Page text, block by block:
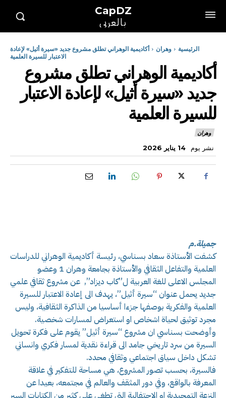
CapDZ
بالعربي
الرئيسية وهران
أكاديمية الوهراني تطلق مشروع جديد «سيرة أثيل» لإعادة
الاعتبار للسيرة العلمية
أكاديمية الوهراني تطلق مشروع
جديد «سيرة أثيل» لإعادة الاعتبار
للسيرة العلمية
وهران
نشر يوم 14 يناير 2026
جميلة.م
كشفت الأستاذة سعاد بسناسي، رئيسة أكاديمية الوهراني للدراسات
العلمية والتفاعل الثقافي والأستاذة بجامعة وهران 1 وعضو
المجلس الاعلى للغة العربية ل”كاب ديزاد”, عن مشروع ثقافي علمي
جديد يحمل عنوان “سيرة أثيل”، يهدف الى إعادة الاعتبار للسيرة
العلمية والفكرية بوصفها جزءا أساسيا من الذاكرة الثقافية، وليس
مجرد توثيق لحياة اشخاص او استعراض لمسارات شخصية.
وأوضحت بسناسي ان مشروع “سيرة أثيل” يقوم على فكرة تحويل
السيرة من سرد تاريخي جامد الى قراءة نقدية لمسار فكري وانساني
تشكل داخل سياق اجتماعي وثقافي محدد.
فالسيرة، بحسب تصور المشروع، هي مساحة للتفكير في علاقة
المعرفة بالواقع، وفي دور المثقف والعالم في مجتمعه، بعيدا عن
النزعة التمجيدية او الاحتفالية التي تطغى على كثير من الكتابات السير